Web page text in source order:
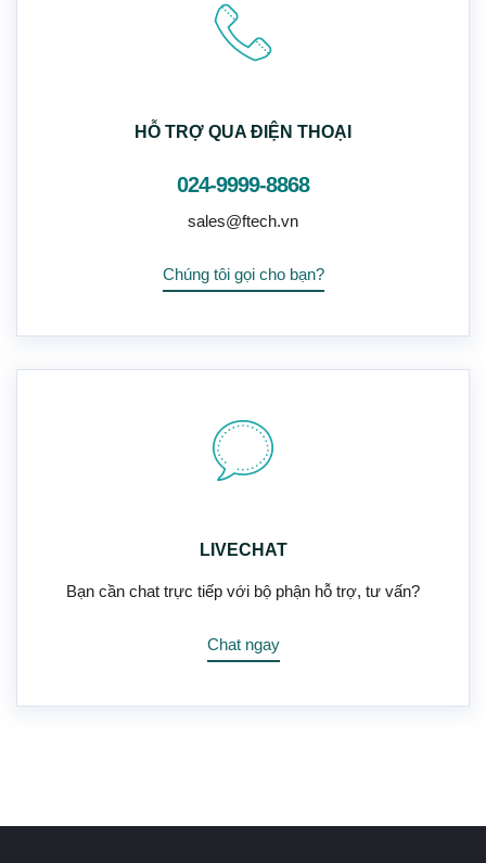
HỖ TRỢ QUA ĐIỆN THOẠI
024-9999-8868
sales@ftech.vn
Chúng tôi gọi cho bạn?
LIVECHAT
Bạn cần chat trực tiếp với bộ phận hỗ trợ, tư vấn?
Chat ngay